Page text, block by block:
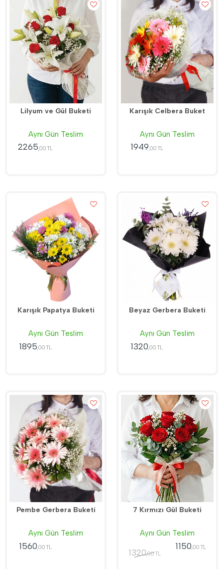
Lilyum ve Gül Buketi
Aynı Gün Teslim
2265,00 TL
Karışık Celbera Buket
Aynı Gün Teslim
1949,00 TL
Karışık Papatya Buketi
Aynı Gün Teslim
1895,00 TL
Beyaz Gerbera Buketi
Aynı Gün Teslim
1320,00 TL
Pembe Gerbera Buketi
Aynı Gün Teslim
1560,00 TL
7 Kırmızı Gül Buketi
Aynı Gün Teslim
1320,00 TL
1150,00 TL